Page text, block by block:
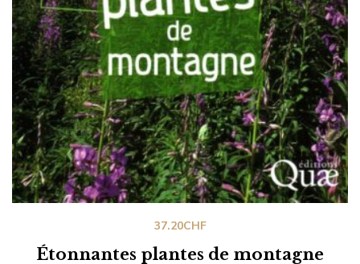
Étonnantes plantes de montagne
37.20CHF